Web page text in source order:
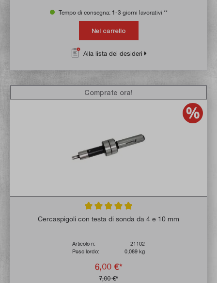
Tempo di consegna: 1-3 giorni lavorativi **
Nel carrello
Alla lista dei desideri
Valutazione media di 4.9 su 5 stelle
Cercaspigoli con testa di sonda da 4 e 10 mm
Articolo n:
21102
Peso lordo:
0,089 kg
6,00 €*
7,00 €*
Comprate ora!